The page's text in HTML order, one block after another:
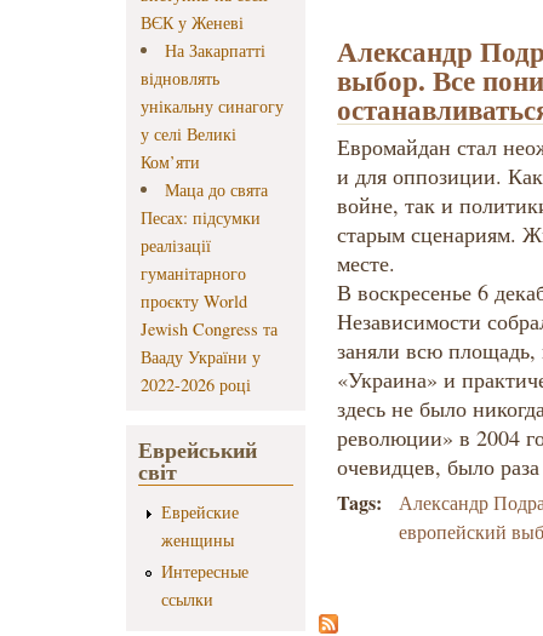
ВЄК у Женеві
На Закарпатті
відновлять
унікальну синагогу
у селі Великі
Ком’яти
Маца до свята
Песах: підсумки
реалізації
гуманітарного
проєкту World
Jewish Congress та
Вааду України у
2022-2026 році
Еврейський
світ
Еврейские
женщины
Интересные
ссылки
Александр
выбор. Все
Евромайдан стал
и для оппозиции.
войне, так и
старым сценариям.
месте.
В воскресенье 6
Независимости
заняли всю площадь,
«Украина» и
здесь не было
революции» в 2004
очевидцев, было
Tags:
Александр
европейский